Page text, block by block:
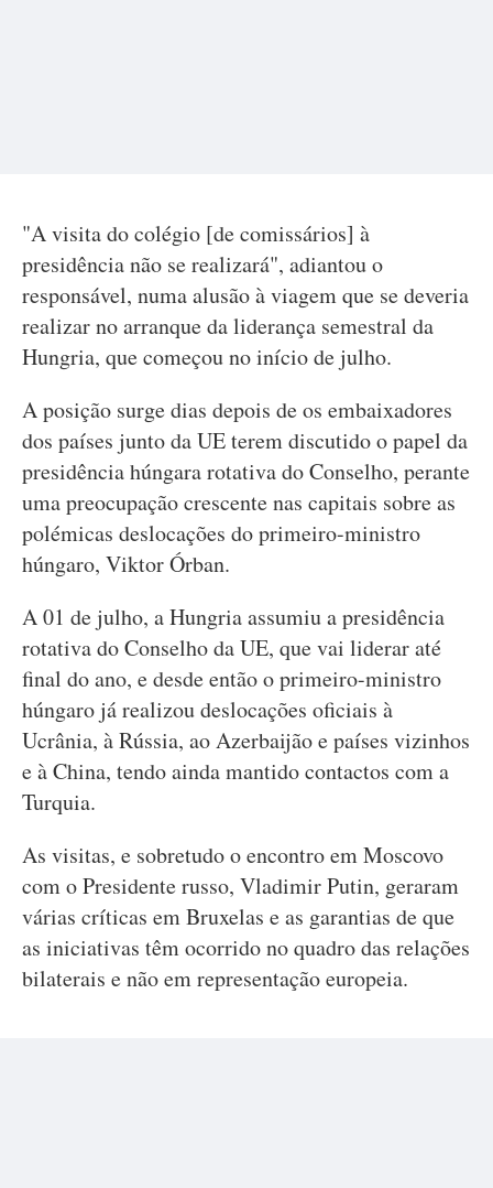
"A visita do colégio [de comissários] à
presidência não se realizará", adiantou o
responsável, numa alusão à viagem que se deveria
realizar no arranque da liderança semestral da
Hungria, que começou no início de julho.
A posição surge dias depois de os embaixadores
dos países junto da UE terem discutido o papel da
presidência húngara rotativa do Conselho, perante
uma preocupação crescente nas capitais sobre as
polémicas deslocações do primeiro-ministro
húngaro, Viktor Órban.
A 01 de julho, a Hungria assumiu a presidência
rotativa do Conselho da UE, que vai liderar até
final do ano, e desde então o primeiro-ministro
húngaro já realizou deslocações oficiais à
Ucrânia, à Rússia, ao Azerbaijão e países vizinhos
e à China, tendo ainda mantido contactos com a
Turquia.
As visitas, e sobretudo o encontro em Moscovo
com o Presidente russo, Vladimir Putin, geraram
várias críticas em Bruxelas e as garantias de que
as iniciativas têm ocorrido no quadro das relações
bilaterais e não em representação europeia.